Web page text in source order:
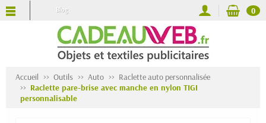
Blog 0
Accueil Outils Auto
Raclette auto personnalisée
Raclette pare-brise avec manche en nylon TIGI
personnalisable